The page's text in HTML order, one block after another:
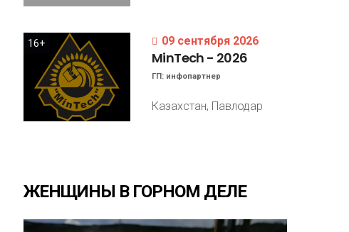
16+ 09 сентября 2026
MinTech - 2026
ГП: инфопартнер
Казахстан, Павлодар
ЖЕНЩИНЫ В ГОРНОМ ДЕЛЕ